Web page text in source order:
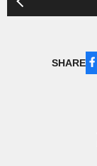
SHARE